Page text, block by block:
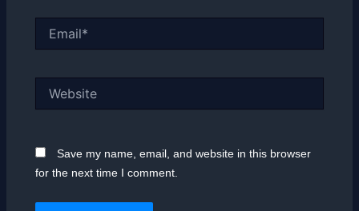
Save my name, email, and website in this browser
for the next time I comment.